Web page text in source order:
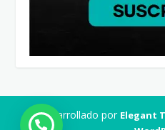
Desarrollado por Elegant